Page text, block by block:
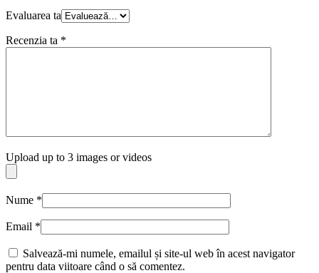
Evaluarea ta
Recenzia ta *
Upload up to 3 images or videos
Nume *
Email *
Salvează-mi numele, emailul și site-ul web în acest navigator
pentru data viitoare când o să comentez.